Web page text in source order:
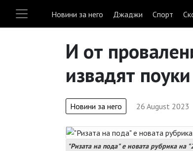
Новини за него Джаджи Спорт
И от
извадят
Новини за него 26 August 2023
"Ризата на пода" е новата рубрика на